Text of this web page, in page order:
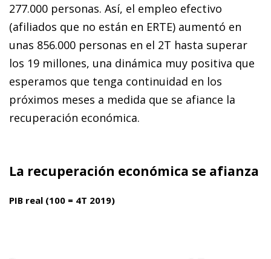
277.000 personas. Así, el empleo efectivo
(afiliados que no están en ERTE) aumentó en
unas 856.000 personas en el 2T hasta superar
los 19 millones, una dinámica muy positiva que
esperamos que tenga continuidad en los
próximos meses a medida que se afiance la
recuperación económica.
La recuperación económica se afianza
PIB real (100 = 4T 2019)